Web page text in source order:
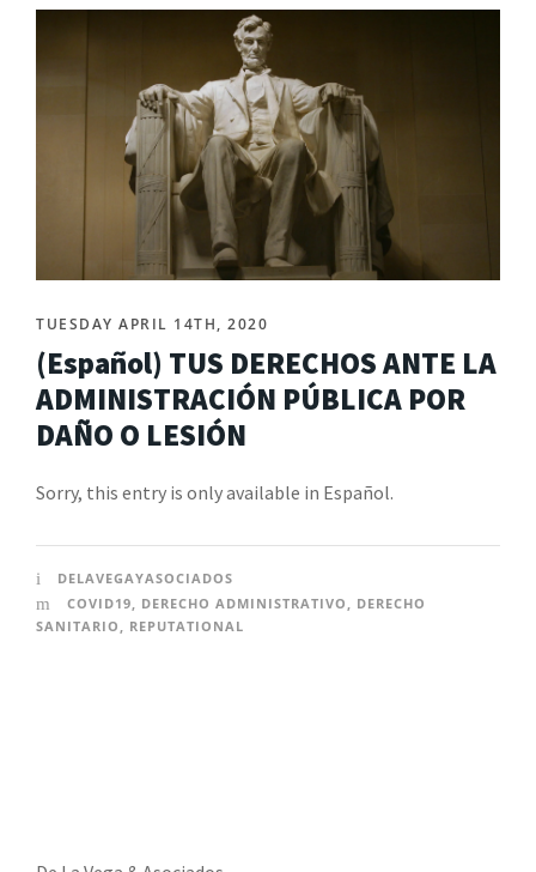
TUESDAY APRIL 14TH, 2020
(Español) TUS DERECHOS ANTE LA
ADMINISTRACIÓN PÚBLICA POR
DAÑO O LESIÓN
Sorry, this entry is only available in Español.
DELAVEGAYASOCIADOS
COVID19
DERECHO ADMINISTRATIVO
DERECHO
SANITARIO
REPUTATIONAL